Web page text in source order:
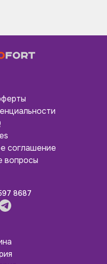
соглашение
вопросы
8687